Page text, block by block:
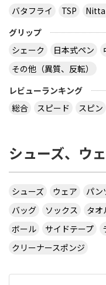
バタフライ
TSP
グリップ
シェーク
日本式ペン
その他（異質、反転）
レビューランキング
総合
スピード スピン
シューズ、ウ
シューズ ウェア パン
バッグ
ソックス タオ
ボール
サイドテープ
クリーナースポンジ